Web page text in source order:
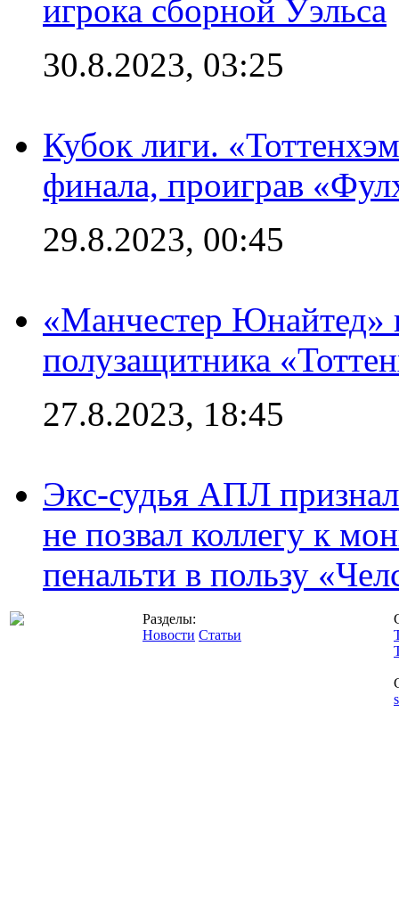
игрока сборной Уэльса
30.8.2023, 03:25
Кубок лиги.
финала, проиграв
29.8.2023, 00:45
«Манчестер Юнайтед»
полузащитника
27.8.2023, 18:45
Экс-судья АПЛ
не позвал коллегу к
пенальти в пользу
Разделы:
Новости Статьи